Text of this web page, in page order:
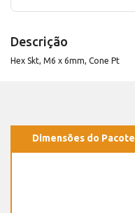
Descrição
Hex Skt, M6 x 6mm, Cone Pt
Dimensões do Pacote